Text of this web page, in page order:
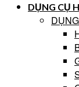
DỤNG CỤ